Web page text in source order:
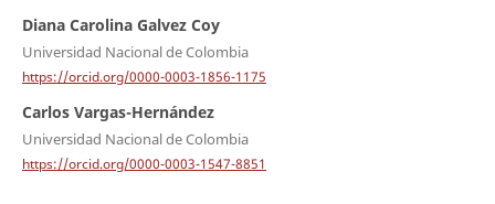
Diana Carolina Galvez Coy
Universidad Nacional de Colombia
https://orcid.org/0000-0003-1856-1175
Carlos Vargas-Hernández
Universidad Nacional de Colombia
https://orcid.org/0000-0003-1547-8851